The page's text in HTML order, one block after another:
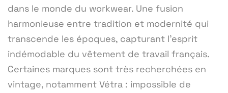
dans le monde du workwear. Une fusion
harmonieuse entre tradition et modernité qui
transcende les époques, capturant l'esprit
indémodable du vêtement de travail français.
Certaines marques sont très recherchées en
vintage, notamment Vétra : impossible de